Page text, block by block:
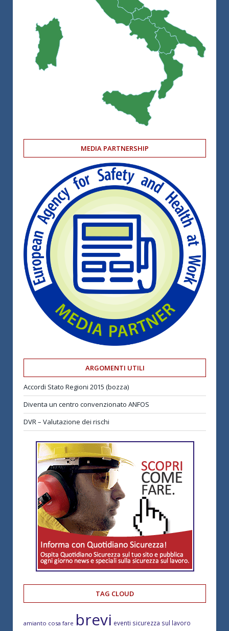
MEDIA PARTNERSHIP
ARGOMENTI UTILI
Accordi Stato Regioni 2015 (bozza)
Diventa un centro convenzionato ANFOS
DVR – Valutazione dei rischi
TAG CLOUD
amianto cosa fare brevi eventi sicurezza sul lavoro